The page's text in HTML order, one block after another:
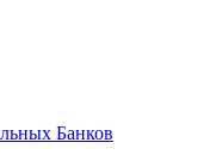
Банков